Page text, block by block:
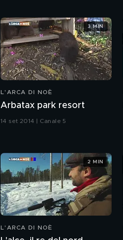
L'ARCA DI NOÈ
Arbatax park resort
14 set 2014 | Canale 5
3 MIN
L'ARCA DI NOÈ
2 MIN